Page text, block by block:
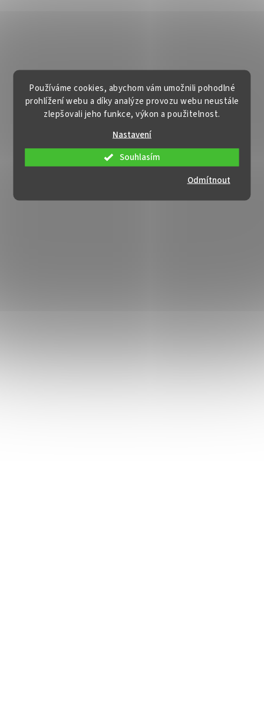
Používáme cookies, abychom vám umožnili pohodlné
prohlížení webu a díky analýze provozu webu neustále
zlepšovali jeho funkce, výkon a použitelnost.
Nastavení
Odmítnout
Souhlasím